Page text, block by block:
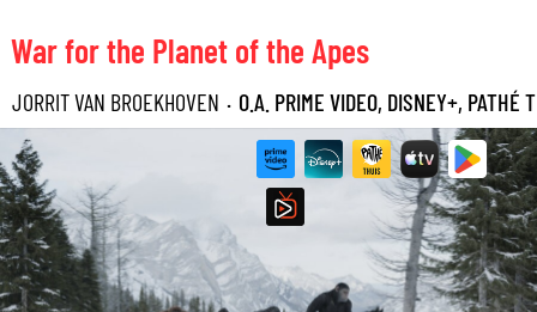
War for the Planet of the Apes
JORRIT VAN BROEKHOVEN · O.A. PRIME VIDEO, DISNEY+, PATHÉ